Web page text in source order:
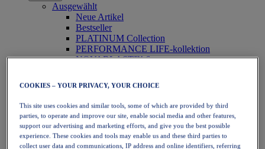
Ausgewählt
Neue Artikel
Bestseller
PLATINUM Collection
PERFORMANCE LIFE-kollektion
NOVABLAST™ 6
Laufen
Trailrunning
Tennis
Volleyball
Handball
Padel
Korbball
COOKIES – YOUR PRIVACY, YOUR CHOICE
This site uses cookies and similar tools, some of which are provided by third
parties, to operate and improve our site, enable social media and other features,
support our advertising and marketing efforts, and give you the best possible
experience. These cookies and tools may enable us and these third parties to
collect user data and communications, IP address and online identifiers, referring